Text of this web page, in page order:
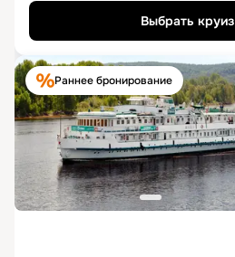
Выбрать круиз
Раннее бронирование